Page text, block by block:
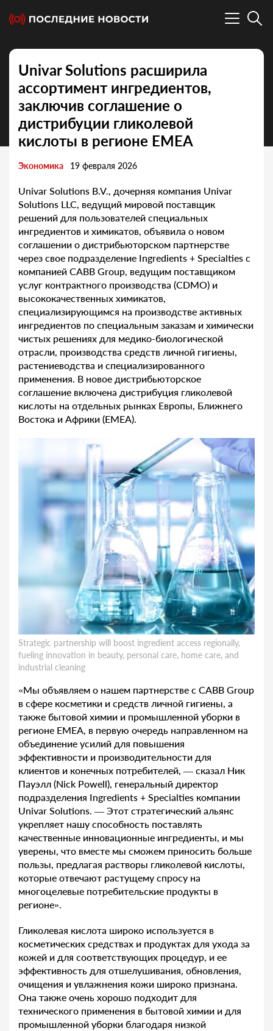
Univar Solutions расширила
ассортимент ингредиентов,
заключив соглашение о
дистрибуции гликолевой
кислоты в регионе EMEA
Экономика 19 февраля 2026
Univar Solutions B.V., дочерняя компания Univar
Solutions LLC, ведущий мировой поставщик
решений для пользователей специальных
ингредиентов и химикатов, объявила о новом
соглашении о дистрибьюторском партнерстве
через свое подразделение Ingredients + Specialties с
компанией CABB Group, ведущим поставщиком
услуг контрактного производства (CDMO) и
высококачественных химикатов,
специализирующимся на производстве активных
ингредиентов по специальным заказам и химически
чистых решениях для медико-биологической
отрасли, производства средств личной гигиены,
растениеводства и специализированного
применения. В новое дистрибьюторское
соглашение включена дистрибуция гликолевой
кислоты на отдельных рынках Европы, Ближнего
Востока и Африки (EMEA).
Strategic partnership will boost ingredient access regionally,
fueling innovation in beauty, personal care, home care, and
industrial cleaning
«Мы объявляем о нашем партнерстве с CABB Group
в сфере косметики и средств личной гигиены, а
также бытовой химии и промышленной уборки в
регионе EMEA, в первую очередь направленном на
объединение усилий для повышения
эффективности и производительности для
клиентов и конечных потребителей, — сказал Ник
Пауэлл (Nick Powell), генеральный директор
подразделения Ingredients + Specialties компании
Univar Solutions. — Этот стратегический альянс
укрепляет нашу способность поставлять
качественные инновационные ингредиенты, и мы
уверены, что вместе мы сможем приносить больше
пользы, предлагая растворы гликолевой кислоты,
которые отвечают растущему спросу на
многоцелевые потребительские продукты в
регионе».
Гликолевая кислота широко используется в
косметических средствах и продуктах для ухода за
кожей и для соответствующих процедур, и ее
эффективность для отшелушивания, обновления,
очищения и увлажнения кожи широко признана.
Она также очень хорошо подходит для
технического применения в бытовой химии и для
промышленной уборки благодаря низкой